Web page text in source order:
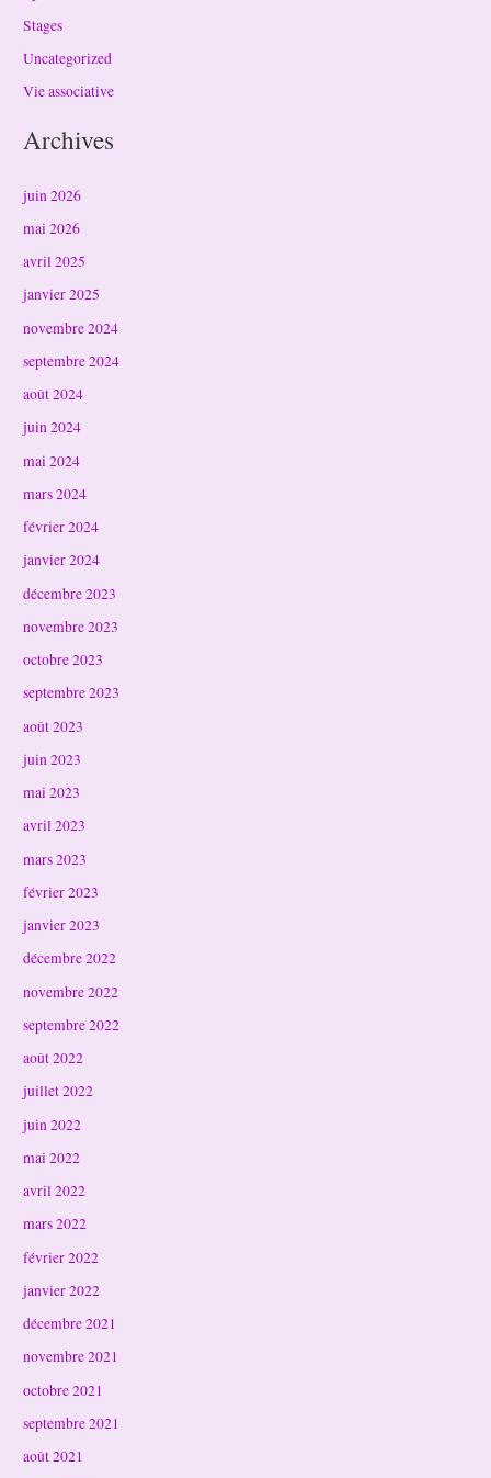
Stages
Uncategorized
Vie associative
Archives
juin 2026
mai 2026
avril 2025
janvier 2025
novembre 2024
septembre 2024
août 2024
juin 2024
mai 2024
mars 2024
février 2024
janvier 2024
décembre 2023
novembre 2023
octobre 2023
septembre 2023
août 2023
juin 2023
mai 2023
avril 2023
mars 2023
février 2023
janvier 2023
décembre 2022
novembre 2022
septembre 2022
août 2022
juillet 2022
juin 2022
mai 2022
avril 2022
mars 2022
février 2022
janvier 2022
décembre 2021
novembre 2021
octobre 2021
septembre 2021
août 2021